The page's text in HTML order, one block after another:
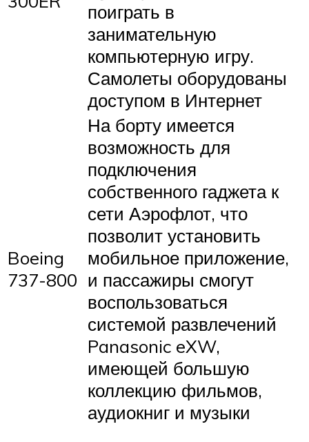
поиграть в
занимательную
компьютерную игру.
Самолеты оборудованы
доступом в Интернет
Boeing
737-800
На борту имеется
возможность для
подключения
собственного гаджета к
сети Аэрофлот, что
позволит установить
мобильное приложение,
и пассажиры смогут
воспользоваться
системой развлечений
Panasonic eXW,
имеющей большую
коллекцию фильмов,
аудиокниг и музыки